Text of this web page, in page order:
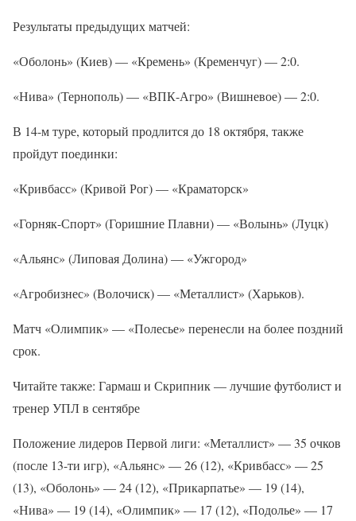
Результаты предыдущих матчей:
«Оболонь» (Киев) — «Кремень» (Кременчуг) — 2:0.
«Нива» (Тернополь) — «ВПК-Агро» (Вишневое) — 2:0.
В 14-м туре, который продлится до 18 октября, также
пройдут поединки:
«Кривбасс» (Кривой Рог) — «Краматорск»
«Горняк-Спорт» (Горишние Плавни) — «Волынь» (Луцк)
«Альянс» (Липовая Долина) — «Ужгород»
«Агробизнес» (Волочиск) — «Металлист» (Харьков).
Матч «Олимпик» — «Полесье» перенесли на более поздний
срок.
Читайте также: Гармаш и Скрипник — лучшие футболист и
тренер УПЛ в сентябре
Положение лидеров Первой лиги: «Металлист» — 35 очков
(после 13-ти игр), «Альянс» — 26 (12), «Кривбасс» — 25
(13), «Оболонь» — 24 (12), «Прикарпатье» — 19 (14),
«Нива» — 19 (14), «Олимпик» — 17 (12), «Подолье» — 17